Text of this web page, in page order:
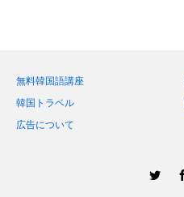
無料韓国語講座
韓国トラベル
広告について